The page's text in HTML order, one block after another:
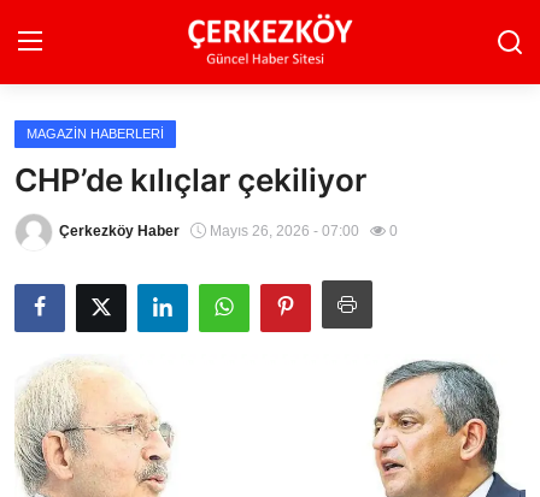
Ana Sayfa
Son Dakika
Magazin Haberleri
Spor Haberleri
Teknoloji Haberleri
MAGAZIN HABERLERI
CHP’de kılıçlar çekiliyor
Çerkezköy Haber Mayıs 26, 2026 - 07:00 0